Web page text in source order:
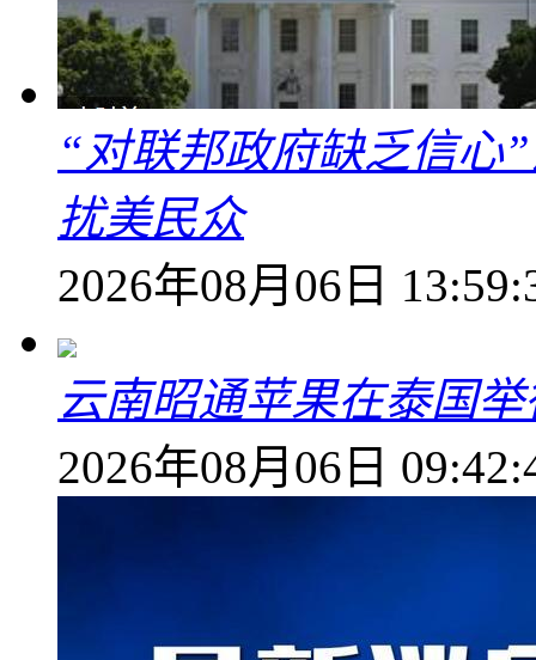
“对联邦政府缺乏信心
扰美民众
2026年08月06日
云南昭通苹果在泰国
2026年08月06日